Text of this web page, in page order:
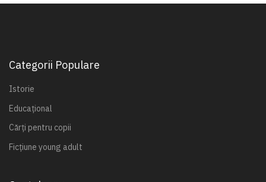
Categorii Populare
Istorie
Educațional
Cărți pentru copii
Ficțiune young adult